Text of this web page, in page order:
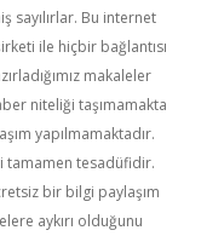
sayılırlar. Bu internet
ile hiçbir bağlantısı
makaleler
niteliği taşımamakta
yapılmamaktadır.
tamamen tesadüfidir.
bir bilgi paylaşım
aykırı olduğunu